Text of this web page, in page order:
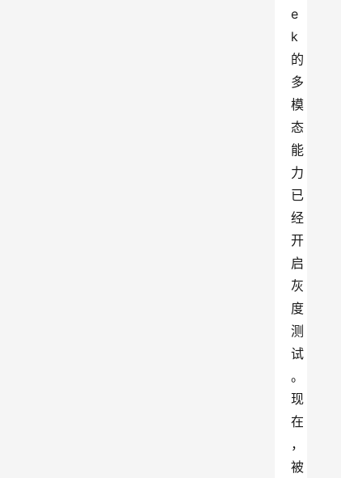
e
k
的
多
模
态
能
力
已
经
开
启
灰
度
测
试
。
现
在
，
被